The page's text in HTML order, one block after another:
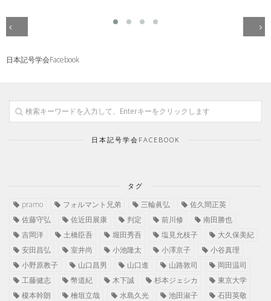
日本記号学会Facebook
日本記号学会FACEBOOK
タグ
pramo フォルマント兄弟 三輪眞弘
佐久間正英
佐藤守弘
佐近田展康 判定 前川修
南田勝也
吉岡洋
土橋臣吾 堀田秀吾 塩見允枝子
大久保美紀
安田昌弘
室井尚 小池隆太 小澤京子
小谷真理
小野原教子
山口昌男 山口進 山路敦司
岡田温司
工藤健志
幣道紀 木下誠 杉本ジェシカ
東京大学
榎本幹朗
檜垣立哉 水島久光 池田淑子
石田英敬